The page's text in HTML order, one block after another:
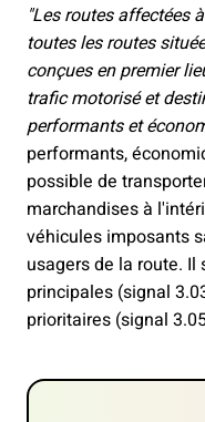
"Les routes affectées
toutes les routes
conçues en premier
trafic motorisé et
performants et
performants,
possible de
marchandises à
véhicules imposants
usagers de la route.
principales (signal
prioritaires (signal